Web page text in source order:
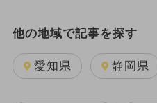
他の地域で記事を探す
愛知県 静岡県